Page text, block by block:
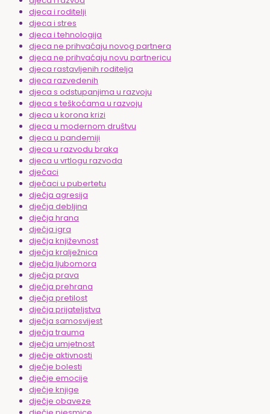
djeca i roditelji
djeca i stres
djeca i tehnologija
djeca ne prihvaćaju novog partnera
djeca ne prihvaćaju novu partnericu
djeca rastavljenih roditelja
djeca razvedenih
djeca s odstupanjima u razvoju
djeca s teškoćama u razvoju
djeca u korona krizi
djeca u modernom društvu
djeca u pandemiji
djeca u razvodu braka
djeca u vrtlogu razvoda
dječaci
dječaci u pubertetu
dječja agresija
dječja debljina
dječja hrana
dječja igra
dječja književnost
dječja kralježnica
dječja ljubomora
dječja prava
dječja prehrana
dječja pretilost
dječja prijateljstva
dječja samosvijest
dječja trauma
dječja umjetnost
dječje aktivnosti
dječje bolesti
dječje emocije
dječje knjige
dječje obaveze